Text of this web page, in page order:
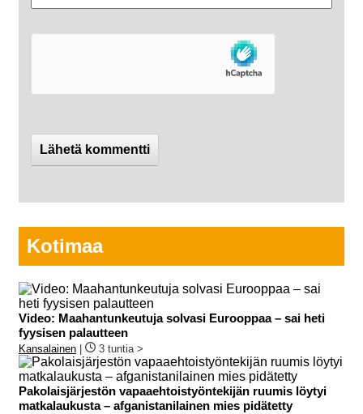
Kotimaa
Video: Maahantunkeutuja solvasi Eurooppaa – sai heti
fyysisen palautteen
Kansalainen 3 tuntia >
Pakolaisjärjestön vapaaehtoistyöntekijän ruumis löytyi
matkalaukusta – afganistanilainen mies pidätetty